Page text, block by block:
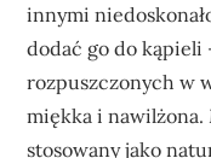
innymi
dodać go do kąpieli
rozpuszczonych w
miękka i nawilżona.
stosowany jako